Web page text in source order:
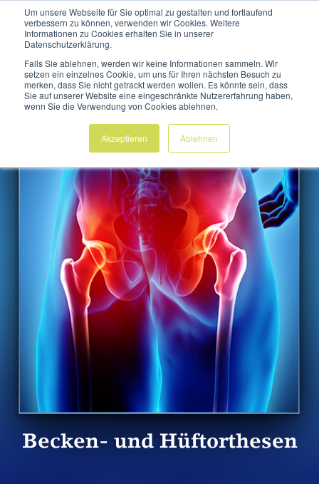
Um unsere Webseite für Sie optimal zu gestalten und fortlaufend
verbessern zu können, verwenden wir Cookies. Weitere
Informationen zu Cookies erhalten Sie in unserer
Datenschutzerklärung.
Falls Sie ablehnen, werden wir keine Informationen sammeln. Wir
setzen ein einzelnes Cookie, um uns für Ihren nächsten Besuch zu
merken, dass Sie nicht getrackt werden wollen. Es könnte sein, dass
Sie auf unserer Website eine eingeschränkte Nutzererfahrung haben,
wenn Sie die Verwendung von Cookies ablehnen.
Akzeptieren Ablehnen
Becken- und Hüftorthesen